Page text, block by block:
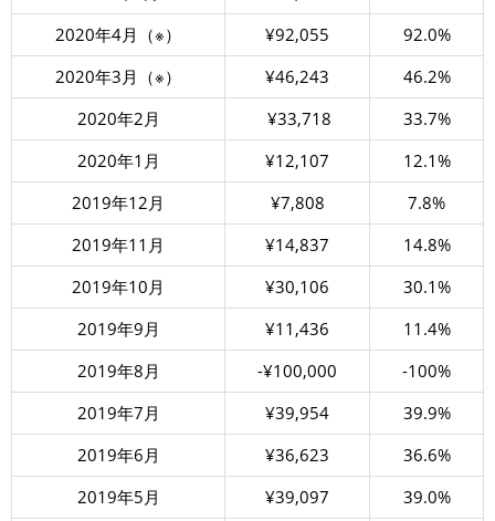
2020年4月（※）
¥92,055
92.0%
2020年3月（※）
¥46,243
46.2%
2020年2月
¥33,718
33.7%
2020年1月
¥12,107
12.1%
2019年12月
¥7,808
7.8%
2019年11月
¥14,837
14.8%
2019年10月
¥30,106
30.1%
2019年9月
¥11,436
11.4%
2019年8月
-¥100,000
-100%
2019年7月
¥39,954
39.9%
2019年6月
¥36,623
36.6%
2019年5月
¥39,097
39.0%